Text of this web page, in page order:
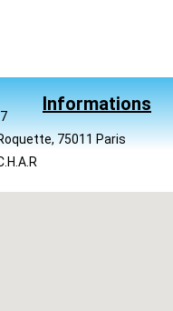
Informations
75011 Paris